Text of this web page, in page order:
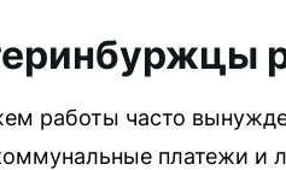
работы часто
платежи и